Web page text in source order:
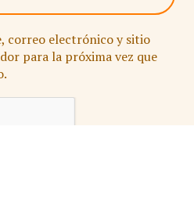
correo electrónico y sitio
para la próxima vez que